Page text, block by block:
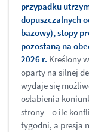
przypadku
dopuszczalnych
bazowy), stopy
pozostaną na
2026 r. Kreślony
oparty na silnej
wydaje się
osłabienia
strony – o ile
tygodni, a presja